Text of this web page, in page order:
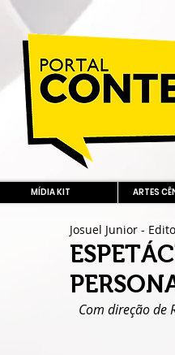
MÍDIA KIT ARTES
Josuel Junior -
Com direção de